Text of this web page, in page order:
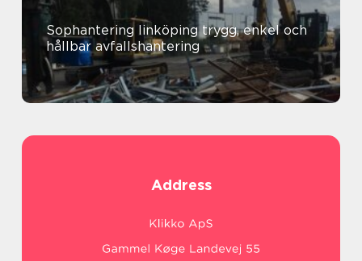
Sophantering linköping trygg, enkel och
hållbar avfallshantering
Address